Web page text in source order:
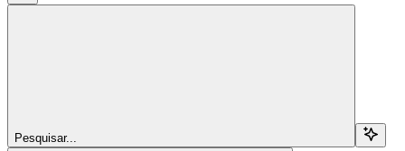
Pesquisar...